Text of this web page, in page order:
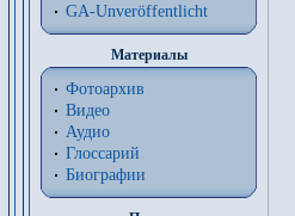
GA-Unveröffentlicht
Материалы
Фотоархив
Видео
Аудио
Глоссарий
Биографии